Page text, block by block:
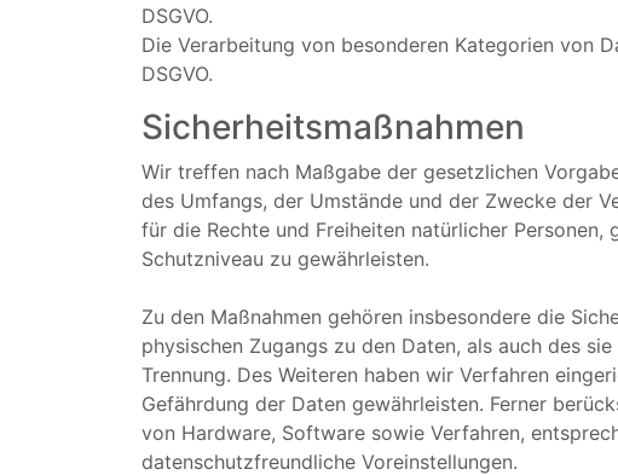
DSGVO.
Die Verarbeitung von besonderen Kategorien von
DSGVO.
Sicherheitsmaßnahmen
Wir treffen nach Maßgabe der gesetzlichen
des Umfangs, der Umstände und der Zwecke der
für die Rechte und Freiheiten natürlicher
Schutzniveau zu gewährleisten.
Zu den Maßnahmen gehören insbesondere die
physischen Zugangs zu den Daten, als auch des
Trennung. Des Weiteren haben wir Verfahren
Gefährdung der Daten gewährleisten. Ferner
von Hardware, Software sowie Verfahren,
datenschutzfreundliche Voreinstellungen.